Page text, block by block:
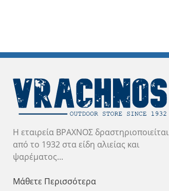
Η εταιρεία ΒΡΑΧΝΟΣ δραστηριοποιείται
από το 1932 στα είδη αλιείας και
ψαρέματος...
Μάθετε Περισσότερα